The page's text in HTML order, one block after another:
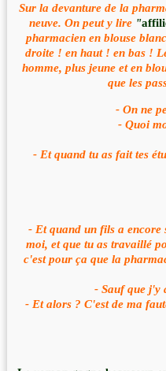
Sur la devanture de la
neuve. On peut y lire "
pharmacien en blouse
droite ! en haut ! en bas !
homme, plus jeune et en
que les
- On ne
- Quoi
- Et quand tu as fait tes
- Et quand un fils a
moi, et que tu as travaillé
c'est pour ça que la
- Sauf que j'y
- Et alors ? C'est de ma